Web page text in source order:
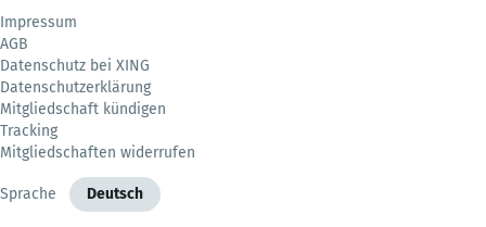
Impressum
AGB
Datenschutz bei XING
Datenschutzerklärung
Mitgliedschaft kündigen
Tracking
Mitgliedschaften widerrufen
Sprache Deutsch